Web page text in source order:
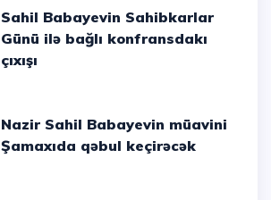
Sahil Babayevin Sahibkarlar
Günü ilə bağlı konfransdakı
çıxışı
Nazir Sahil Babayevin müavini
Şamaxıda qəbul keçirəcək